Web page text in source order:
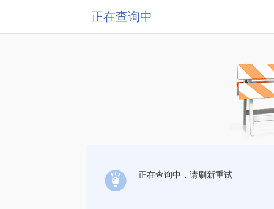
正在查询中
正在查询中，请刷新重试